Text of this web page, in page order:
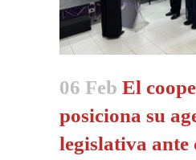
06 Feb El
posiciona su
legislativa ante